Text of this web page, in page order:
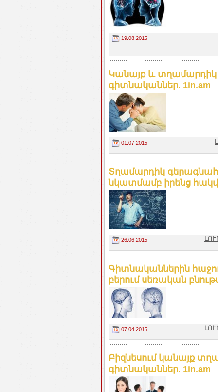
19.08.2015
Կանայք և տղամարդիկ
գիտնականներ. 1in.am
01.07.2015
Տղամարդիկ
նկատմամբ իրենց
26.06.2015
Գիտնականներին
բերում սեռական
07.04.2015
Բիզնեսում կանայք
գիտնականներ. 1in.am